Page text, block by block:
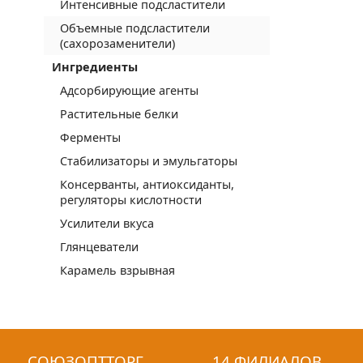
Интенсивные подсластители
Объемные подсластители
(сахорозаменители)
Ингредиенты
Адсорбирующие агенты
Растительные белки
Ферменты
Стабилизаторы и эмульгаторы
Консерванты, антиоксиданты,
регуляторы кислотности
Усилители вкуса
Глянцеватели
Карамель взрывная